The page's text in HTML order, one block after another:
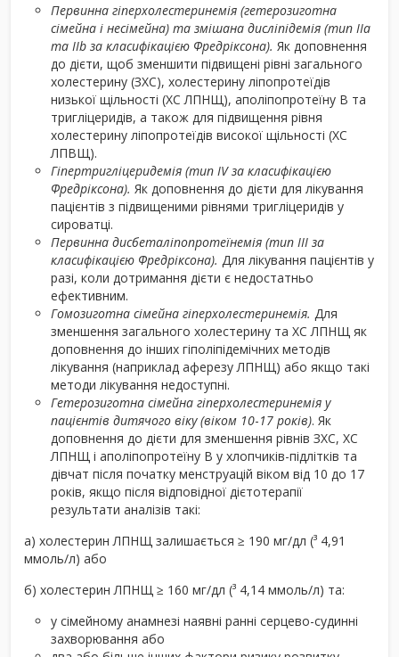
Первинна гіперхолестеринемія (гетерозиготна
сімейна і несімейна) та змішана дисліпідемія (тип IІа
та IIb за класифікацією Фредріксона). Як доповнення
до дієти, щоб зменшити підвищені рівні загального
холестерину (ЗХС), холестерину ліпопротеїдів
низької щільності (ХС ЛПНЩ), аполіпопротеїну В та
тригліцеридів, а також для підвищення рівня
холестерину ліпопротеїдів високої щільності (ХС
ЛПВЩ).
Гіпертригліцеридемія (тип IV за класифікацією
Фредріксона). Як доповнення до дієти для лікування
пацієнтів з підвищеними рівнями тригліцеридів у
сироватці.
Первинна дисбеталіпопротеїнемія (тип III за
класифікацією Фредріксона). Для лікування пацієнтів у
разі, коли дотримання дієти є недостатньо
ефективним.
Гомозиготна сімейна гіперхолестеринемія. Для
зменшення загального холестерину та ХС ЛПНЩ як
доповнення до інших гіполіпідемічних методів
лікування (наприклад аферезу ЛПНЩ) або якщо такі
методи лікування недоступні.
Гетерозиготна сімейна гіперхолестеринемія у
пацієнтів дитячого віку (віком 10-17 років). Як
доповнення до дієти для зменшення рівнів ЗХС, ХС
ЛПНЩ і аполіпопротеїну В у хлопчиків-підлітків та
дівчат після початку менструацій віком від 10 до 17
років, якщо після відповідної дієтотерапії
результати аналізів такі:
a) холестерин ЛПНЩ залишається ≥ 190 мг/дл (³ 4,91
ммоль/л) або
б) холестерин ЛПНЩ ≥ 160 мг/дл (³ 4,14 ммоль/л) та:
у сімейному анамнезі наявні ранні серцево-судинні
захворювання або